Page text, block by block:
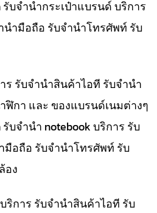
บจำนำกระเป๋าแบรนด์ บริการ
ำมือถือ รับจำนำโทรศัพท์ รับ
ร รับจำนำสินค้าไอที รับจำนำ
กา และ ของแบรนด์เนมต่างๆ
บจำนำ notebook บริการ รับ
อถือ รับจำนำโทรศัพท์ รับ
อง
การ รับจำนำสินค้าไอที รับ